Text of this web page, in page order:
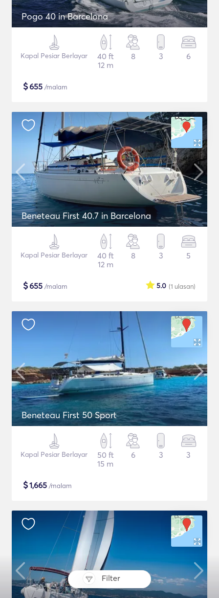
Filter
Pogo 40 in Barcelona
Kapal Pesiar Berlayar
40 ft
12 m
8 3 6
$655 /malam
Beneteau First 40.7 in Barcelona
Kapal Pesiar Berlayar
40 ft
12 m
8 3 5
$655 /malam (1 ulasan)
5.0
Beneteau First 50 Sport
Kapal Pesiar Berlayar
50 ft
15 m
6 3 3
$1,665 /malam